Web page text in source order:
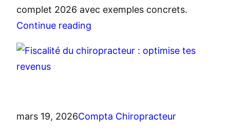
complet 2026 avec exemples concrets.
Continue reading
mars 19, 2026Compta Chiropracteur